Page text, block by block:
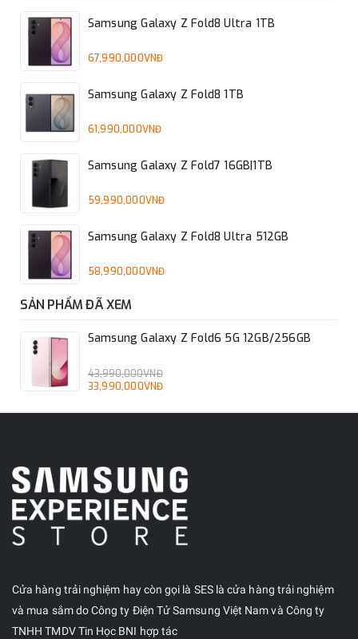
5 màu của Galaxy Z Fold 6.
cho chiếc Galaxy Z Fold 6 mới của mình: Bạc - Silver
Shadow, Hồng - Pink và Xanh dương - Navy; riêng màu
Đen Crafted Black và Trắng - Crafted White sẽ được
bán độc quyền thông qua Samsung.com.
Phần cứng và thông số kỹ thuật
Nhìn chung, có nhiều điểm tương đồng giữa bảng thông số
kỹ thuật của Galaxy Z Fold 6 và Galaxy Z Fold 5.
Samsung Galaxy Z Fold8 Ultra 1TB
67,990,000VNĐ
Samsung Galaxy Z Fold8 1TB
61,990,000VNĐ
Samsung Galaxy Z Fold7 16GB|1TB
59,990,000VNĐ
Samsung Galaxy Z Fold8 Ultra 512GB
58,990,000VNĐ
SẢN PHẨM ĐÃ XEM
Samsung Galaxy Z Fold6 5G 12GB/256GB
43,990,000VNĐ
33,990,000VNĐ
Cửa hàng trải nghiệm hay còn gọi là SES là cửa hàng trải nghiệm
và mua sắm do Công ty Điện Tử Samsung Việt Nam và Công ty
TNHH TMDV Tin Học BNI hợp tác